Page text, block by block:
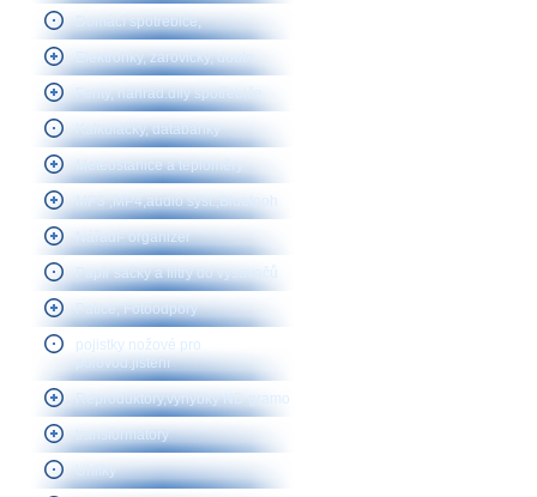
Domácí spotřebiče,
Elektronky, žárovičky, doutn.
Ferity, náhrad.díly spotřebiče
Kalkulačky, databanky
Meteostanice a teploměry
MP3 ,MP4,audio syst.,Bluetooh
Nářadí- organizér
Papír sáčky a filtry do vysavačů
Patice, Fotoodpory
pojistky nožové pro
polovod.jištění
Reproduktory,vyhybky ND gramo
transformátory
Uhlíky